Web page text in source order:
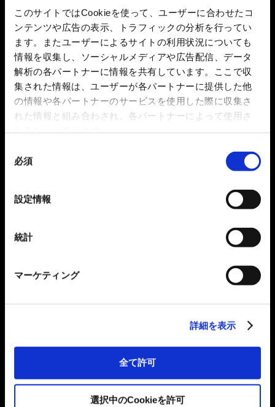
このサイトではCookieを使って、ユーザーに合わせたコ
ンテンツや広告の表示、トラフィックの分析を行ってい
ます。またユーザーによるサイトの利用状況についても
情報を収集し、ソーシャルメディアや広告配信、データ
解析の各パートナーに情報を共有しています。ここで収
集された情報は、ユーザーが各パートナーに提供した他
の情報や各パートナーのサービスを使用した際に収集さ
れた情報と組み合わされ、各パートナーによって使用さ
必須
設定情報
統計
マーケティング
詳細を表示
全て許可
選択中のCookieを許可